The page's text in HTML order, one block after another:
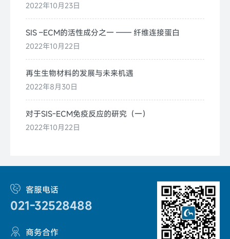
2022年10月23日
SIS –ECM的活性成分之一 —— 纤维连接蛋白
2022年10月22日
再生生物材料的发展与未来机遇
2022年8月30日
对于SIS-ECM免疫反应的研究（一）
2022年10月22日
客服电话
021-32528488
商务合作